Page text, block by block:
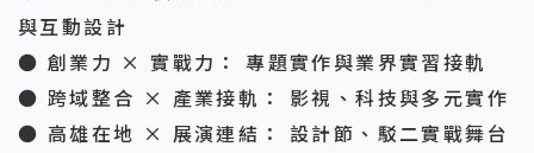
與互動設計
● 創業力 × 實戰力： 專題實作與業界實習接軌
● 跨域整合 × 產業接軌： 影視、科技與多元實作
● 高雄在地 × 展演連結： 設計節、駁二實戰舞台